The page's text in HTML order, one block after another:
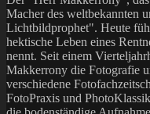
Macher des weltbekannten
Lichtbildprophet". Heute
hektische Leben eines
nennt. Seit einem
Makkerrony die Fotografie
verschiedene
FotoPraxis und